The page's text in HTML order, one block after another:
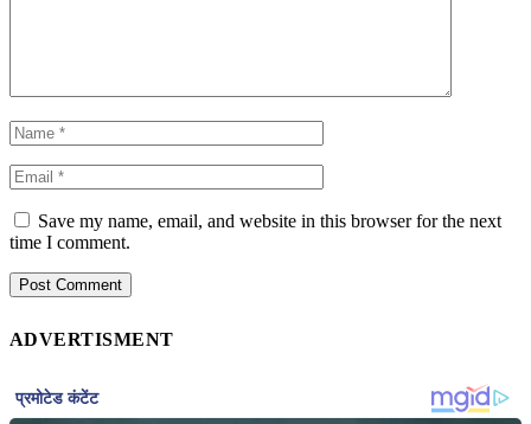
Save my name, email, and website in this browser for the next
time I comment.
ADVERTISMENT